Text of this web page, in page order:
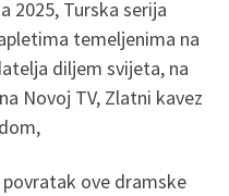
2025, Turska serija
temeljenima na
diljem svijeta, na
Novoj TV, Zlatni kavez
ove dramske